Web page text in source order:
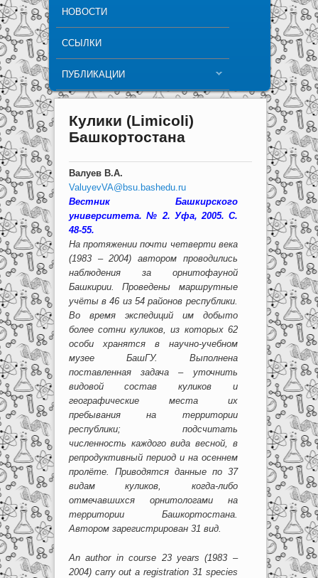
НОВОСТИ
ССЫЛКИ
ПУБЛИКАЦИИ
Кулики (Limicoli)
Башкортостана
Валуев В.А.
ValuyevVA@bsu.bashedu.ru
Вестник Башкирского
университета. № 2. Уфа, 2005. С.
48-55.
На протяжении почти четверти века
(1983 – 2004) автором проводились
наблюдения за орнитофауной
Башкирии. Проведены маршрутные
учёты в 46 из 54 районов республики.
Во время экспедиций им добыто
более сотни куликов, из которых 62
особи хранятся в научно-учебном
музее БашГУ. Выполнена
поставленная задача – уточнить
видовой состав куликов и
географические места их
пребывания на территории
республики; подсчитать
численность каждого вида весной, в
репродуктивный период и на осеннем
пролёте. Приводятся данные по 37
видам куликов, когда-либо
отмечавшихся орнитологами на
территории Башкортостана.
Автором зарегистрирован 31 вид.
An author in course 23 years (1983 –
2004) carry out a registration 31 species